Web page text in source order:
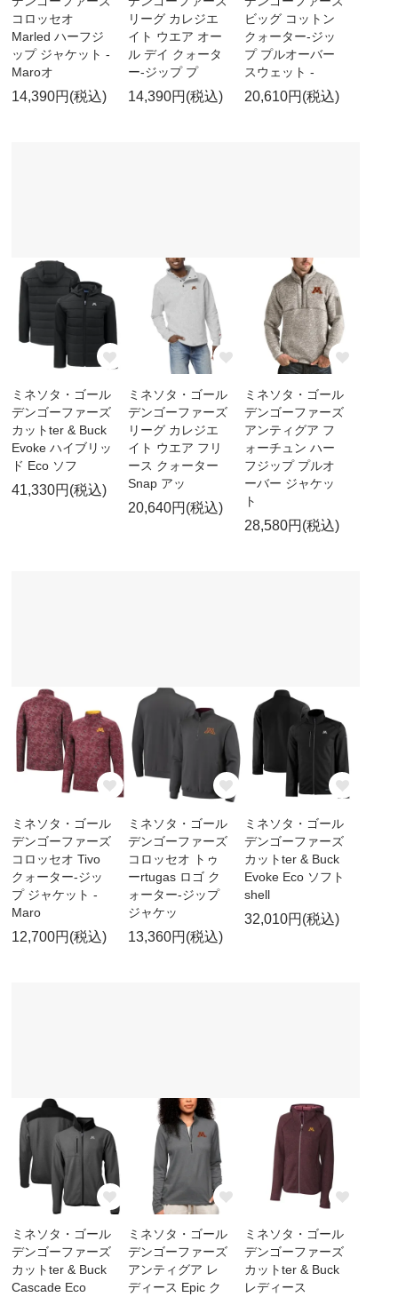
コロッセオ
Marled ハーフジ
ップ ジャケット -
Maroオ
14,390円(税込)
リーグ カレジエ
イト ウエア オー
ル デイ クォータ
ー-ジップ プ
14,390円(税込)
ビッグ コットン
クォーター-ジッ
プ プルオーバー
スウェット -
20,610円(税込)
ミネソタ・ゴール
デンゴーファーズ
カットter & Buck
Evoke ハイブリッ
ド Eco ソフ
41,330円(税込)
ミネソタ・ゴール
デンゴーファーズ
リーグ カレジエ
イト ウエア フリ
ース クォーター
Snap アッ
20,640円(税込)
ミネソタ・ゴール
デンゴーファーズ
アンティグア フ
ォーチュン ハー
フジップ プルオ
ーバー ジャケッ
ト
28,580円(税込)
ミネソタ・ゴール
デンゴーファーズ
コロッセオ Tivo
クォーター-ジッ
プ ジャケット -
Maro
12,700円(税込)
ミネソタ・ゴール
デンゴーファーズ
コロッセオ トゥ
ーrtugas ロゴ ク
ォーター-ジップ
ジャケッ
13,360円(税込)
ミネソタ・ゴール
デンゴーファーズ
カットter & Buck
Evoke Eco ソフト
shell
32,010円(税込)
ミネソタ・ゴール
デンゴーファーズ
カットter & Buck
Cascade Eco
ミネソタ・ゴール
デンゴーファーズ
アンティグア レ
ディース Epic ク
ミネソタ・ゴール
デンゴーファーズ
カットter & Buck
レディース